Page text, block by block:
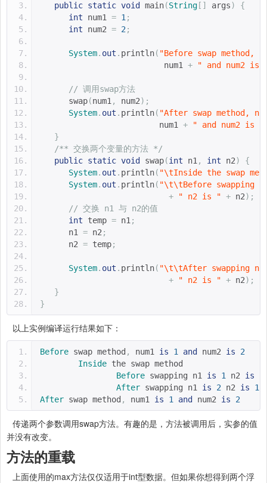
public static void main(String [] args)
{
int num1 = 1 ;
int num2 = 2 ;
System. out . println( "Before swap method,
                          num1
+ " and num2 is
// 调用swap方法
      swap
(num1 , num2);
System. out . println( "After swap method,
                         num1
+
" and num2 is "
}
/** 交换两个变量的方法 */
public static void swap(int n1 , int n2)
{
System. out . println( "\tInside the swap
System. out . println( "\t\tBefore swapping
+
" n2 is " + n2);
// 交换 n1 与 n2的值
int temp = n1 ;
      n1
= n2 ;
      n2
= temp;
System. out . println( "\t\tAfter swapping
+
" n2 is " + n2);
}
}
以上实例编译运行结果如下：
Before swap method , num1 is 1 and num2 is
2
Inside the swap method
Before swapping n1 is 1 n2 is
After swapping n1 is 2 n2 is
1
After swap method , num1 is 1 and num2 is 2
传递两个参数调用swap方法。有趣的是，方法被调用后，实参的值
并没有改变。
方法的重载
上面使用的max方法仅仅适用于int型数据。但如果你想得到两个浮